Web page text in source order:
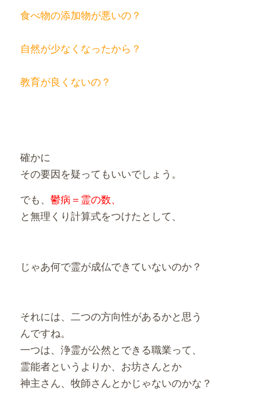
食べ物の添加物が悪いの？
自然が少なくなったから？
教育が良くないの？
確かに
その要因を疑ってもいいでしょう。
でも、 鬱病＝霊の数、
と無理くり計算式をつけたとして、
じゃあ何で霊が成仏できていないのか？
それには、二つの方向性があるかと思う
んですね。
一つは、浄霊が公然とできる職業って、
霊能者というよりか、お坊さんとか
神主さん、牧師さんとかじゃないのかな？